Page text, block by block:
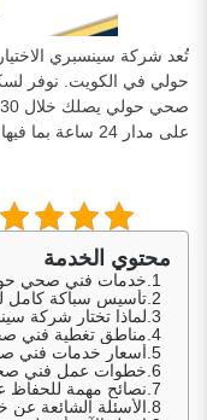
تُعد شركة سينسبري
حولي في الكويت. نوفر
على مدار 24 ساعة بما فيها الجمع والعطلات.
محتوي الخدمة
خدمات فني صحي
تأسيس سباكة كامل
لماذا تختار شركة
مناطق تغطية فني
أسعار خدمات فني
خطوات عمل فني
نصائح مهمة
الأسئلة الشائعة